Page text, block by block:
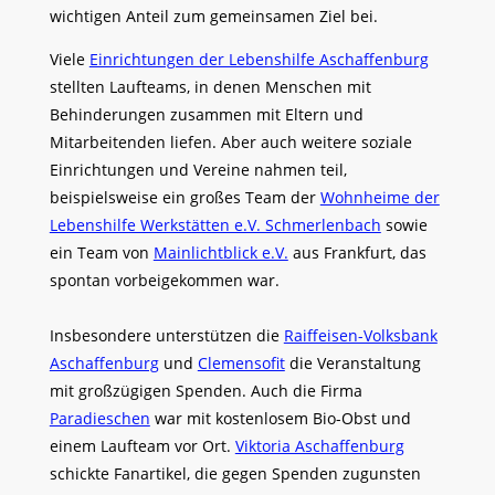
wichtigen Anteil zum gemeinsamen Ziel bei.
Viele Einrichtungen der Lebenshilfe Aschaffenburg
stellten Laufteams, in denen Menschen mit
Behinderungen zusammen mit Eltern und
Mitarbeitenden liefen. Aber auch weitere soziale
Einrichtungen und Vereine nahmen teil,
beispielsweise ein großes Team der Wohnheime der
Lebenshilfe Werkstätten e.V. Schmerlenbach sowie
ein Team von Mainlichtblick e.V. aus Frankfurt, das
spontan vorbeigekommen war.
Insbesondere unterstützen die Raiffeisen-Volksbank
Aschaffenburgund Clemensofitdie Veranstaltung
mit großzügigen Spenden. Auch die Firma
Paradieschen war mit kostenlosem Bio-Obst und
einem Laufteam vor Ort. Viktoria Aschaffenburg
schickte Fanartikel, die gegen Spenden zugunsten